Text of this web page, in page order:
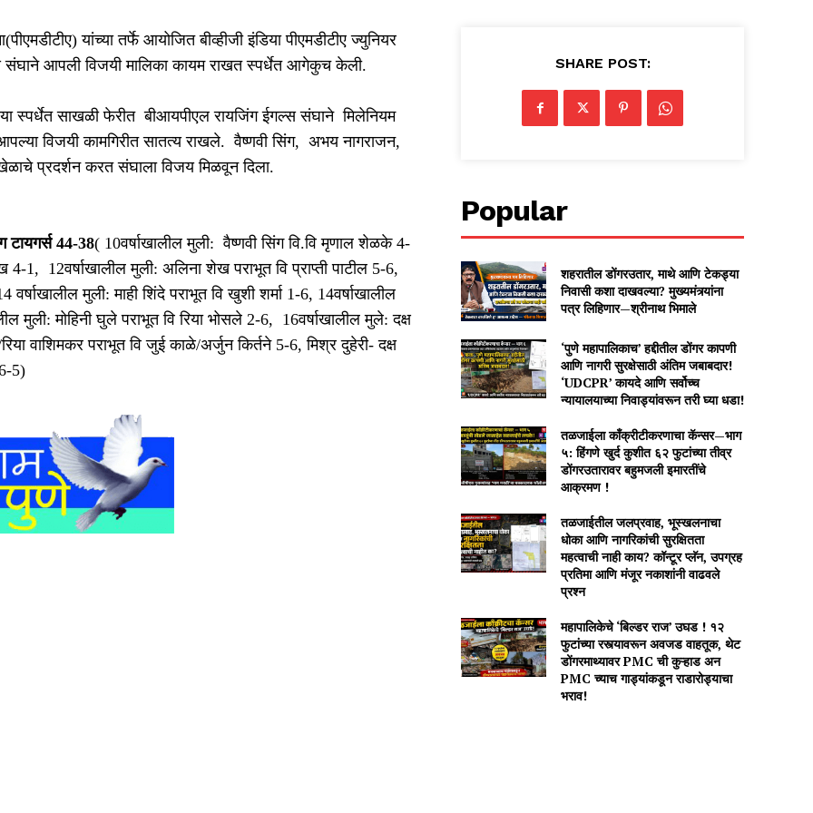
यांच्या तर्फे आयोजित बीव्हीजी इंडिया पीएमडीटीए ज्युनियर
संघाने आपली विजयी मालिका कायम राखत स्पर्धेत आगेकुच केली.
स्पर्धेत साखळी फेरीत बीआयपीएल रायजिंग ईगल्स संघाने मिलेनियम
विजयी कामगिरीत सातत्य राखले. वैष्णवी सिंग, अभय नागराजन,
प्रदर्शन करत संघाला विजय मिळवून दिला.
टायगर्स 44-38( 10वर्षाखालील मुली: वैष्णवी सिंग वि.वि मृणाल शेळके 4-
1, 12वर्षाखालील मुली: अलिना शेख पराभूत वि प्राप्ती पाटील 5-6,
मुली: माही शिंदे पराभूत वि खुशी शर्मा 1-6, 14वर्षाखालील
मुली: मोहिनी घुले पराभूत वि रिया भोसले 2-6, 16वर्षाखालील मुले: दक्ष
वाशिमकर पराभूत वि जुई काळे/अर्जुन किर्तने 5-6, मिश्र दुहेरी- दक्ष
5)
SHARE POST:
Popular
शहरातील डोंगरउतार, माथे आणि टेकड्या
निवासी कशा दाखवल्या? मुख्यमंत्र्यांना
पत्र लिहिणार—श्रीनाथ भिमाले
‘पुणे महापालिकाच’ हद्दीतील डोंगर कापणी
आणि नागरी सुरक्षेसाठी अंतिम जबाबदार!
‘UDCPR’ कायदे आणि सर्वोच्च
न्यायालयाच्या निवाड्यांवरून तरी घ्या धडा!
तळजाईला काँक्रीटीकरणाचा कॅन्सर—भाग
५: हिंगणे खुर्द कुशीत ६२ फुटांच्या तीव्र
डोंगरउतारावर बहुमजली इमारतींचे
आक्रमण !
तळजाईतील जलप्रवाह, भूस्खलनाचा
धोका आणि नागरिकांची सुरक्षितता
महत्वाची नाही काय? कॉन्टूर प्लॅन, उपग्रह
प्रतिमा आणि मंजूर नकाशांनी वाढवले
प्रश्न
महापालिकेचे ‘बिल्डर राज’ उघड ! १२
फुटांच्या रस्त्यावरून अवजड वाहतूक, थेट
डोंगरमाथ्यावर PMC ची कुऱ्हाड अन
PMC च्याच गाड्यांकडून राडारोड्याचा
भराव!